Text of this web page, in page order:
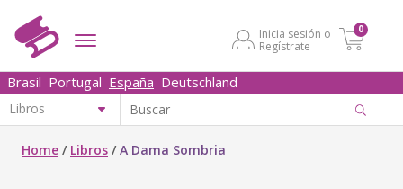
Inicia sesión o
Regístrate
0
Brasil Portugal España Deutschland
Home / Libros /A Dama Sombria